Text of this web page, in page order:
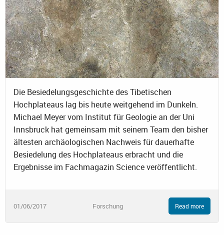
Die Besiedelungsgeschichte des Tibetischen
Hochplateaus lag bis heute weitgehend im Dunkeln.
Michael Meyer vom Institut für Geologie an der Uni
Innsbruck hat gemeinsam mit seinem Team den bisher
ältesten archäologischen Nachweis für dauerhafte
Besiedelung des Hochplateaus erbracht und die
Ergebnisse im Fachmagazin Science veröffentlicht.
01/06/2017 Forschung Read more